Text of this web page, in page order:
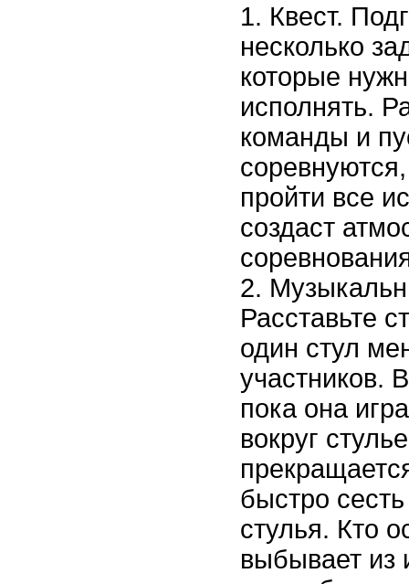
Квест.
несколько
которые
исполнять.
команды и
пройти все
создаст
Расставьте
один стул
участников.
пока она
вокруг
быстро
стулья. Кто
выбывает из